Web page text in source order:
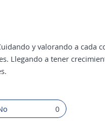
y valorando a cada
Llegando a tener
0